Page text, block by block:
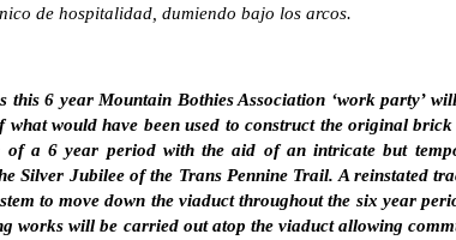
de hospitalidad, dumiendo bajo los arcos.
this 6 year Mountain Bothies Association ‘work party’
what would have been used to construct the original
of a 6 year period with the aid of an intricate but
Silver Jubilee of the Trans Pennine Trail. A reinstated
to move down the viaduct throughout the six year
works will be carried out atop the viaduct allowing